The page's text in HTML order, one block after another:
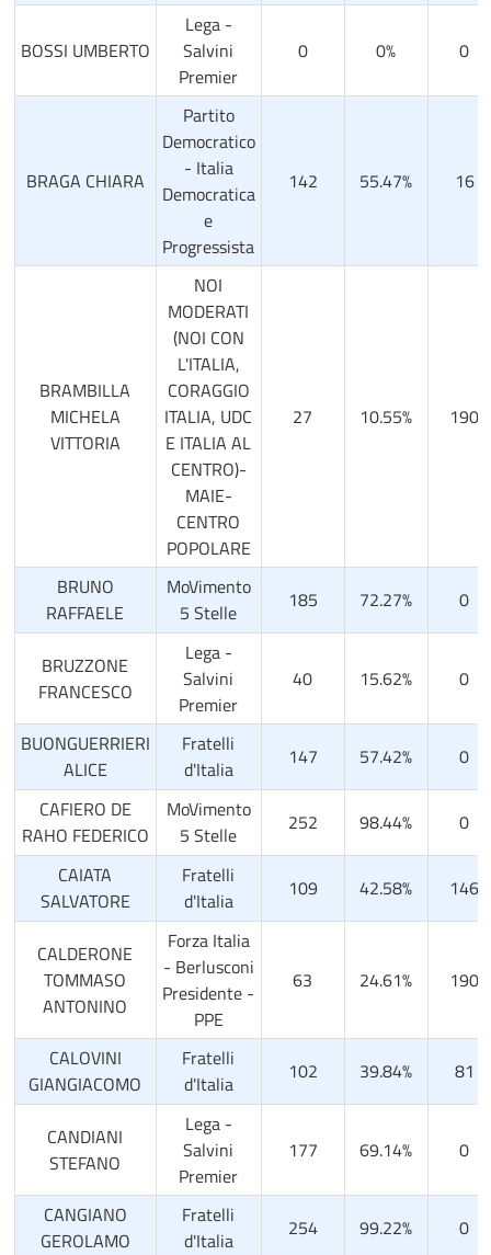
BOSSI UMBERTO
Lega -
Salvini
Premier
0 0% 0
BRAGA CHIARA
Partito
Democratico
- Italia
Democratica
e
Progressista
142 55.47% 16
BRAMBILLA
MICHELA
VITTORIA
NOI
MODERATI
(NOI CON
L'ITALIA,
CORAGGIO
ITALIA, UDC
E ITALIA AL
CENTRO)-
MAIE-
CENTRO
POPOLARE
27 10.55% 190
BRUNO
RAFFAELE
MoVimento
5 Stelle
185 72.27% 0
BRUZZONE
FRANCESCO
Lega -
Salvini
Premier
40 15.62% 0
BUONGUERRIERI
ALICE
Fratelli
d'Italia
147 57.42%
0
CAFIERO DE
RAHO FEDERICO
MoVimento
5 Stelle
252 98.44%
0
CAIATA
SALVATORE
Fratelli
d'Italia
109 42.58% 146
CALDERONE
TOMMASO
ANTONINO
Forza Italia
- Berlusconi
Presidente -
PPE
63 24.61% 190
CALOVINI
GIANGIACOMO
Fratelli
d'Italia
102 39.84% 81
CANDIANI
STEFANO
Lega -
Salvini
Premier
177 69.14% 0
CANGIANO
GEROLAMO
Fratelli
d'Italia
254 99.22%
0